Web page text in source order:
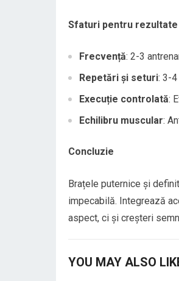
Sfaturi pentru
Frecvență: 2-3
Repetări și seturi: 3-
Execuție controlată:
Echilibru muscular:
Concluzie
Brațele puternice și
impecabilă. Integrează
aspect, ci și creșteri
YOU MAY ALSO